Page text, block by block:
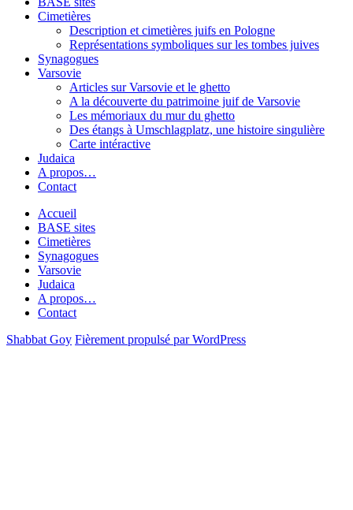
Cimetières
Description et cimetières juifs en Pologne
Représentations symboliques sur les tombes juives
Synagogues
Varsovie
Articles sur Varsovie et le ghetto
A la découverte du patrimoine juif de Varsovie
Les mémoriaux du mur du ghetto
Des étangs à Umschlagplatz, une histoire singulière
Carte intéractive
Judaica
A propos…
Contact
Accueil
BASE sites
Cimetières
Synagogues
Varsovie
Judaica
A propos…
Contact
Shabbat Goy Fièrement propulsé par WordPress